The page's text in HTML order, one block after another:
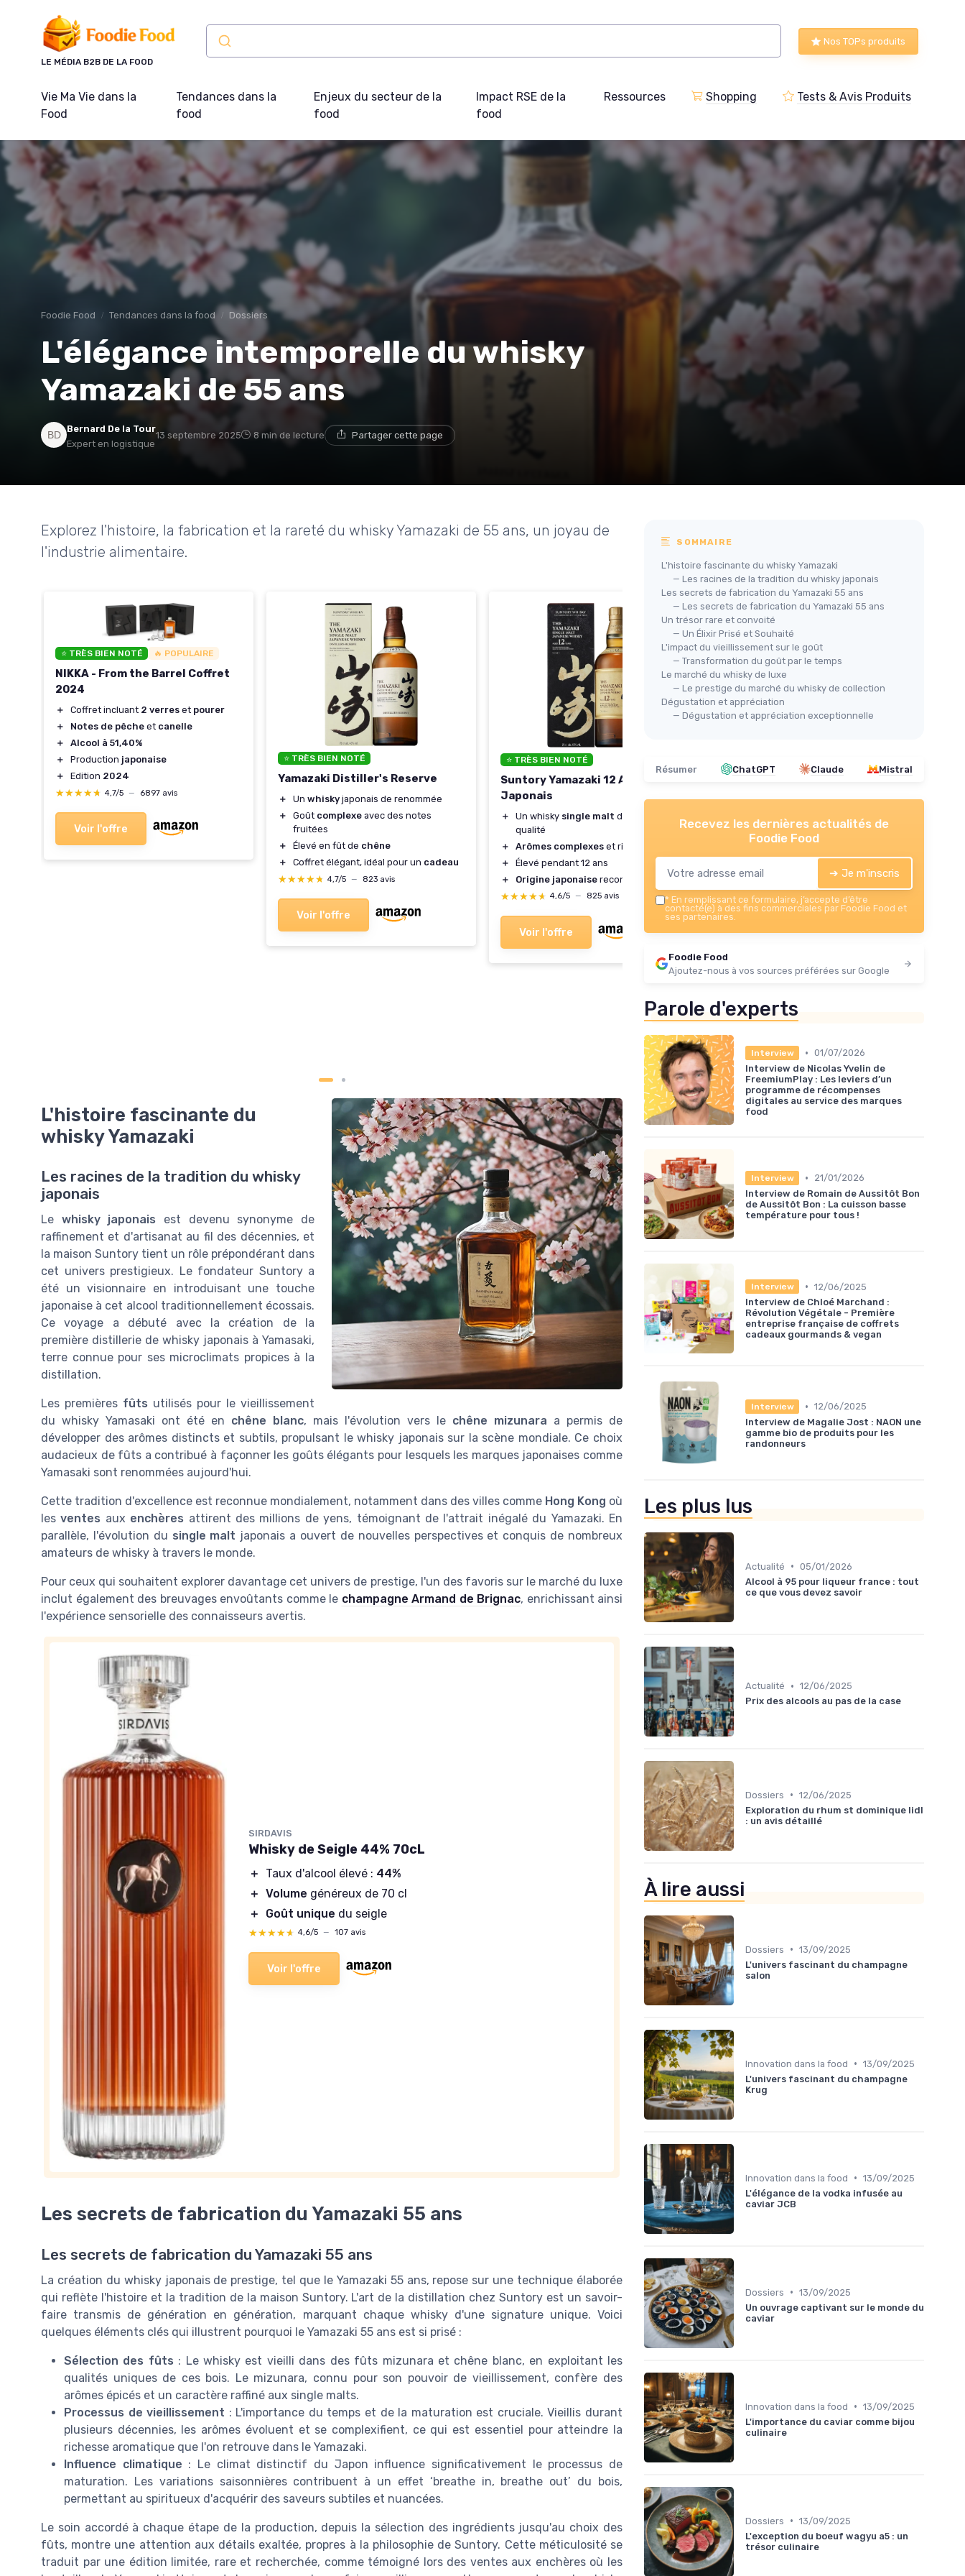
LE MÉDIA B2B DE LA FOOD
Nos TOPs produits
Vie Ma Vie dans la
Food
Tendances dans la
food
Enjeux du secteur de la
food
Impact RSE de la
food
Ressources Shopping Tests & Avis Produits
Foodie Food Tendances dans la food Dossiers
L'élégance intemporelle du whisky
Yamazaki de 55 ans
Bernard De la Tour
Expert en logistique
13 septembre 2025 8 min de lecture Partager cette page
Explorez l'histoire, la fabrication et la rareté du whisky Yamazaki de 55 ans, un joyau de
l'industrie alimentaire.
⭐ TRÈS BIEN NOTÉ 🔥 POPULAIRE
NIKKA - From the Barrel Coffret
2024
＋ Coffret incluant 2 verres et pourer
＋
Notes de pêche et canelle
＋
Alcool à 51,40%
＋
Production japonaise
＋
Edition 2024
★★★★★
★★★★★ 4,7/5 — 6897 avis
Voir l'offre
⭐ TRÈS BIEN NOTÉ
Yamazaki Distiller's Reserve
＋ Un whisky japonais de renommée
＋
Goût complexe avec des notes
fruitées
＋
Élevé en fût de chêne
＋
Coffret élégant, idéal pour un cadeau
★★★★★
★★★★★ 4,7/5 — 823 avis
Voir l'offre
⭐ TRÈS BIEN NOTÉ
Suntory Yamazaki 12 Ans Whisky
Japonais
＋ Un whisky single malt de haute
qualité
＋
Arômes complexes et riches
＋
Élevé pendant 12 ans
＋
Origine japonaise reconnue
★★★★★
★★★★★ 4,6/5 — 825 avis
Voir l'offre
SIRDAVIS
Whisky de Seigle 44% 70cL
＋
＋
Goût uniquedu seigle
L'histoire fascinante du
whisky Yamazaki
Les racines de la tradition du whisky
japonais
Le whisky japonais est devenu synonyme de
raffinement et d'artisanat au fil des décennies, et
la maison Suntory tient un rôle prépondérant dans
cet univers prestigieux. Le fondateur Suntory a
été un visionnaire en introduisant une touche
japonaise à cet alcool traditionnellement écossais.
Ce voyage a débuté avec la création de la
première distillerie de whisky japonais à Yamasaki,
terre connue pour ses microclimats propices à la
distillation.
Les premières fûts utilisés pour le vieillissement
du whisky Yamasaki ont été en chêne blanc, mais l'évolution vers le chêne mizunara a permis de
développer des arômes distincts et subtils, propulsant le whisky japonais sur la scène mondiale. Ce choix
audacieux de fûts a contribué à façonner les goûts élégants pour lesquels les marques japonaises comme
Yamasaki sont renommées aujourd'hui.
Cette tradition d'excellence est reconnue mondialement, notamment dans des villes comme Hong Kong où
lesventes aux enchères attirent des millions de yens, témoignant de l'attrait inégalé du Yamazaki. En
parallèle, l'évolution du single malt japonais a ouvert de nouvelles perspectives et conquis de nombreux
amateurs de whisky à travers le monde.
Pour ceux qui souhaitent explorer davantage cet univers de prestige, l'un des favoris sur le marché du luxe
inclut également des breuvages envoûtants comme le champagne Armand de Brignac, enrichissant ainsi
l'expérience sensorielle des connaisseurs avertis.
SIRDAVIS
Whisky de Seigle 44% 70cL
＋ Taux d'alcool élevé : 44%
＋ Volume généreux de 70 cl
＋
Goût unique du seigle
★★★★★
★★★★★ 4,6/5 — 107 avis
Voir l'offre
Les secrets de fabrication du Yamazaki 55 ans
Les secrets de fabrication du Yamazaki 55 ans
La création du whisky japonais de prestige, tel que le Yamazaki 55 ans, repose sur une technique élaborée
qui reflète l'histoire et la tradition de la maison Suntory. L'art de la distillation chez Suntory est un savoir-
faire transmis de génération en génération, marquant chaque whisky d'une signature unique. Voici
quelques éléments clés qui illustrent pourquoi le Yamazaki 55 ans est si prisé :
Sélection des fûts : Le whisky est vieilli dans des fûts mizunara et chêne blanc, en exploitant les
qualités uniques de ces bois. Le mizunara, connu pour son pouvoir de vieillissement, confère des
arômes épicés et un caractère raffiné aux single malts.
Processus de vieillissement : L'importance du temps et de la maturation est cruciale. Vieillis durant
plusieurs décennies, les arômes évoluent et se complexifient, ce qui est essentiel pour atteindre la
richesse aromatique que l'on retrouve dans le Yamazaki.
Influence climatique : Le climat distinctif du Japon influence significativement le processus de
maturation. Les variations saisonnières contribuent à un effet ‘breathe in, breathe out’ du bois,
permettant au spiritueux d'acquérir des saveurs subtiles et nuancées.
Le soin accordé à chaque étape de la production, depuis la sélection des ingrédients jusqu'au choix des
fûts, montre une attention aux détails exaltée, propres à la philosophie de Suntory. Cette méticulosité se
traduit par une édition limitée, rare et recherchée, comme témoigné lors des ventes aux enchères où les
SOMMAIRE
L'histoire fascinante du whisky Yamazaki
— Les racines de la tradition du whisky japonais
Les secrets de fabrication du Yamazaki 55 ans
— Les secrets de fabrication du Yamazaki 55 ans
Un trésor rare et convoité
— Un Élixir Prisé et Souhaité
L'impact du vieillissement sur le goût
— Transformation du goût par le temps
Le marché du whisky de luxe
— Le prestige du marché du whisky de collection
Dégustation et appréciation
— Dégustation et appréciation exceptionnelle
Résumer ChatGPT Claude Mistral
Recevez les dernières actualités de
Foodie Food
➔ Je m'inscris
* En remplissant ce formulaire, j’accepte d’être
contacté(e) à des fins commerciales par Foodie Food et
ses partenaires.
Foodie Food
Ajoutez-nous à vos sources préférées sur Google
Parole d'experts
Interview • 01/07/2026
Interview de Nicolas Yvelin de
FreemiumPlay : Les leviers d’un
programme de récompenses
digitales au service des marques
food
Interview •
21/01/2026
Interview de Romain de Aussitôt Bon
de Aussitôt Bon : La cuisson basse
température pour tous !
Interview • 12/06/2025
Interview de Chloé Marchand :
Révolution Végétale - Première
entreprise française de coffrets
cadeaux gourmands & vegan
Interview • 12/06/2025
Interview de Magalie Jost : NAON une
gamme bio de produits pour les
randonneurs
Les plus lus
Actualité • 05/01/2026
Alcool à 95 pour liqueur france : tout
ce que vous devez savoir
Actualité • 12/06/2025
Prix des alcools au pas de la case
Dossiers • 12/06/2025
Exploration du rhum st dominique lidl
: un avis détaillé
À lire aussi
Dossiers • 13/09/2025
L'univers fascinant du champagne
salon
Innovation dans la food • 13/09/2025
L'univers fascinant du champagne
Krug
Innovation dans la food • 13/09/2025
L'élégance de la vodka infusée au
caviar JCB
Dossiers • 13/09/2025
Un ouvrage captivant sur le monde du
caviar
Innovation dans la food • 13/09/2025
L'importance du caviar comme bijou
culinaire
Dossiers • 13/09/2025
L'exception du boeuf wagyu a5 : un
trésor culinaire